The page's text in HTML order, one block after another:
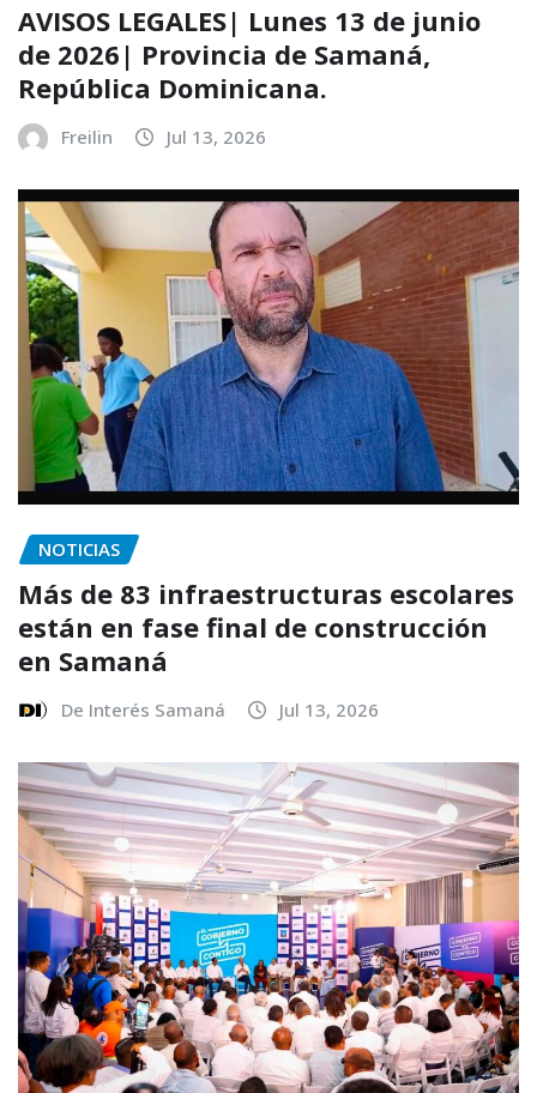
AVISOS LEGALES| Lunes 13 de junio
de 2026| Provincia de Samaná,
República Dominicana.
Freilin Jul 13, 2026
NOTICIAS
Más de 83 infraestructuras escolares
están en fase final de construcción
en Samaná
De Interés Samaná Jul 13, 2026